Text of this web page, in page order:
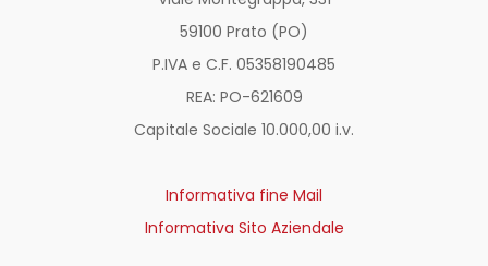
59100 Prato (PO)
P.IVA e C.F. 05358190485
REA: PO-621609
Capitale Sociale 10.000,00 i.v.
Informativa fine Mail
Informativa Sito Aziendale